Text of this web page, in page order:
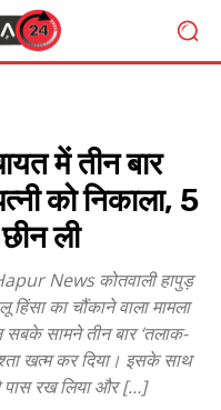
में तीन बार
को निकाला, 5
ली
News कोतवाली हापुड़
का चौंकाने वाला मामला
सामने तीन बार ‘तलाक-
खत्म कर दिया। इसके साथ
पास रख लिया और […]